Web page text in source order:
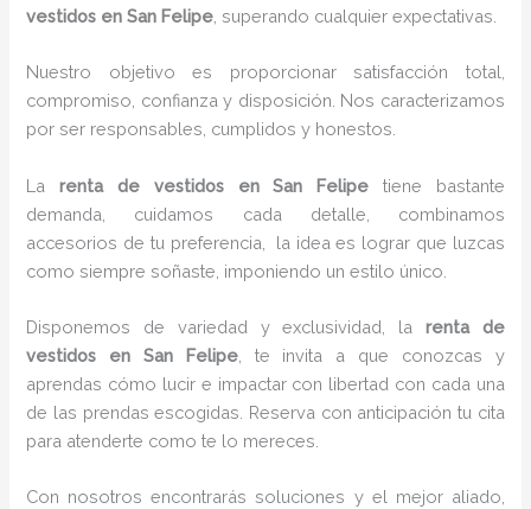
vestidos en San Felipe , superando cualquier expectativas.
Nuestro objetivo es proporcionar satisfacción total,
compromiso, confianza y disposición. Nos caracterizamos
por ser responsables, cumplidos y honestos.
Larenta de vestidos en San Felipe tiene bastante
demanda, cuidamos cada detalle, combinamos
accesorios de tu preferencia, la idea es lograr que luzcas
como siempre soñaste, imponiendo un estilo único.
Disponemos de variedad y exclusividad, la renta de
vestidos en San Felipe, te invita a que conozcas y
aprendas cómo lucir e impactar con libertad con cada una
de las prendas escogidas. Reserva con anticipación tu cita
para atenderte como te lo mereces.
Con nosotros encontrarás soluciones y el mejor aliado,